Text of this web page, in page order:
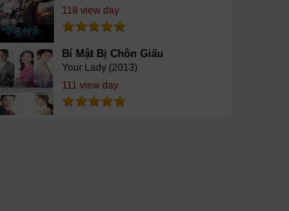
118 view day
Bí Mật Bị Chôn Giấu
Your Lady (2013)
111 view day